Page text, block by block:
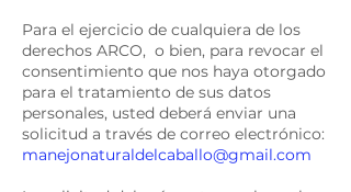
Para el ejercicio de cualquiera de los
derechos ARCO, o bien, para revocar el
consentimiento que nos haya otorgado
para el tratamiento de sus datos
personales, usted deberá enviar una
solicitud a través de correo electrónico:
manejonaturaldelcaballo@gmail.com